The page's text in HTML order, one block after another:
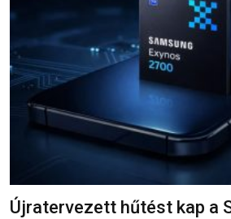
Újratervezett hűtést kap a